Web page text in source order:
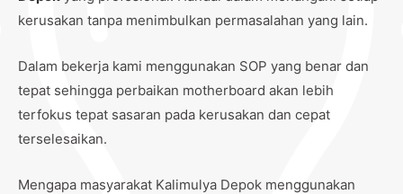
kerusakan tanpa menimbulkan permasalahan yang lain.
Dalam bekerja kami menggunakan SOP yang benar dan
tepat sehingga perbaikan motherboard akan lebih
terfokus tepat sasaran pada kerusakan dan cepat
terselesaikan.
Mengapa masyarakat Kalimulya Depok menggunakan